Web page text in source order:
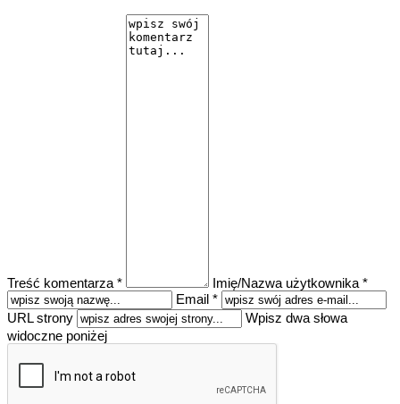
Treść komentarza *
Imię/Nazwa użytkownika *
Email *
URL strony
Wpisz dwa słowa
widoczne poniżej